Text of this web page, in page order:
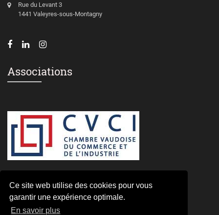
Ce site web utilise des cookies pour vous
garantir une expérience optimale.
En savoir plus
Rue du Levant 3
1441 Valeyres-sous-Montagny
Associations
Laissez un commentaire